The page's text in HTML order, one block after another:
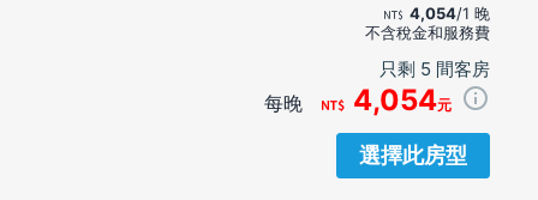
4,054/1 晚
不含稅金和服務費
只剩 5 間客房
每晚 4,054元
選擇此房型